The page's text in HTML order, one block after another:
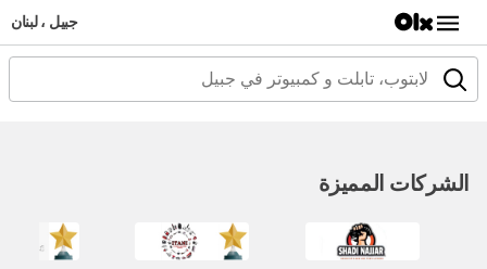
جبيل ، لبنان
الشركات المميزة